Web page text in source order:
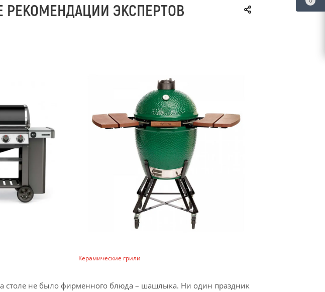
РЕКОМЕНДАЦИИ ЭКСПЕРТОВ
Керамические грили
столе не было фирменного блюда – шашлыка. Ни один праздник